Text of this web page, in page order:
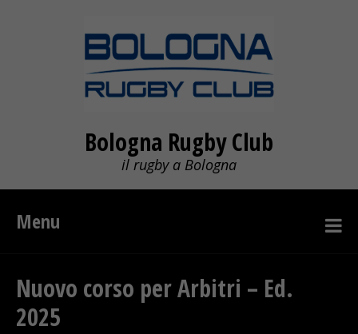
Bologna Rugby Club
il rugby a Bologna
Menu
Nuovo corso per Arbitri – Ed.
2025